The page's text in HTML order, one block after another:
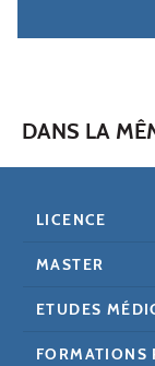
DANS LA
LICENCE
MASTER
ETUDES
FORMATIONS